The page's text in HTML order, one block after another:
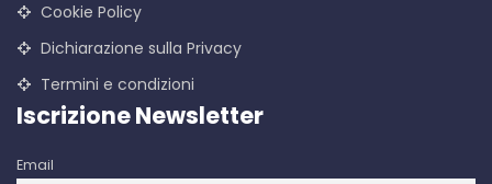
Cookie Policy
Dichiarazione sulla Privacy
Termini e condizioni
Iscrizione Newsletter
Email